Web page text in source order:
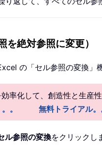
絶対参照に変更）
の「セル参照の変換」
率化して、創造性と生産性
。 無料トライアル。
ル参照の変換をクリックし